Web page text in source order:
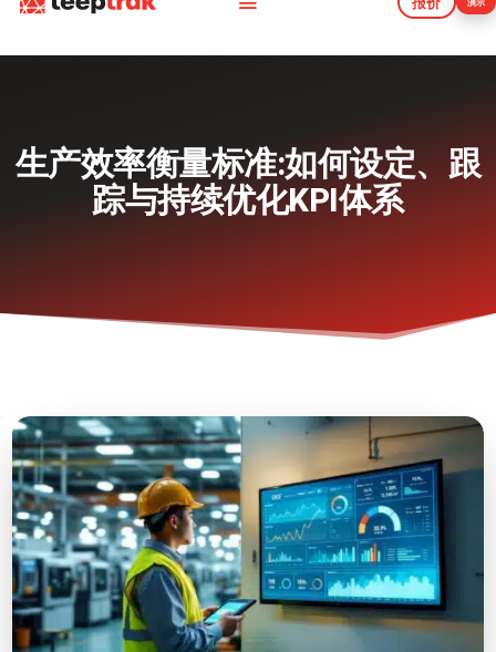
演示
报价 演示
生产效率衡量标准:如何设定、跟
踪与持续优化KPI体系